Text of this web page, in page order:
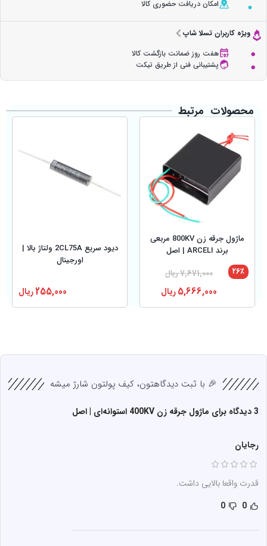
امکان دریافت حضوری کالا
ویژه کاربران تسلا شاپ
هفت روز ضمانت بازگشت کالا
پشتیبانی فنی از طریق تیکت
محصولات مرتبط
ماژول جرقه‌ زن 800KV مربعی
برند ARCELI | اصل
7,671,000ریال
5,666,000ریال
۲۶٪
دیود سریع 2CL75A ولتاژ بالا |
اورجینال
255,000ریال
🎉 با ثبت دیدگاهتون، کیف پولتون شارژ میشه
3 دیدگاه برای ماژول جرقه‌ زن 400KV استوانه‌ای | اصل
رجایان
قدرت واقعا بالایی داشت.
0
0